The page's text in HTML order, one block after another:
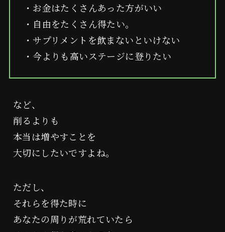
・お金はたくさんあった方がいい
・自由をたくさん得たい。
・サプリメントを飲まないといけない
・今よりも高いステージに登りたい
など、
削るよりも
本当は増やすことを
大切にしたいですよね。
ただし、
それらを得た時に
あなたの周りが荒れていたら